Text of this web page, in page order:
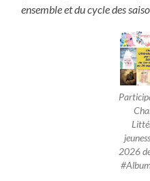
ensemble et du cycle des
2026